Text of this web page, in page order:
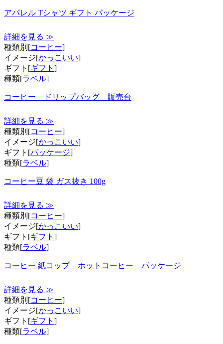
アパレル Tシャツ ギフト パッケージ
詳細を見る ≫
種類別[コーヒー]
イメージ[かっこいい]
ギフト[ギフト ]
種類[ラベル]
コーヒー ドリップバッグ 販売台
詳細を見る ≫
種類別[コーヒー]
イメージ[かっこいい]
ギフト[パッケージ]
種類[ラベル]
コーヒー豆 袋 ガス抜き 100g
詳細を見る ≫
種類別[コーヒー]
イメージ[かっこいい]
ギフト[ギフト ]
種類[ラベル]
コーヒー 紙コップ ホットコーヒー パッケージ
詳細を見る ≫
種類別[コーヒー]
イメージ[かっこいい]
ギフト[ギフト ]
種類[ラベル]